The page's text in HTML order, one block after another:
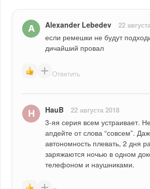
Alexander Lebedev 22
если ремешки не будут
дичайший провал
Ответить
HauB 22 августа 2018
3-яя серия всем устраивает.
апдейте от слова “совсем”.
автономность плевать, 2 дня
заряжаются ночью в одном
телефоном и наушниками.